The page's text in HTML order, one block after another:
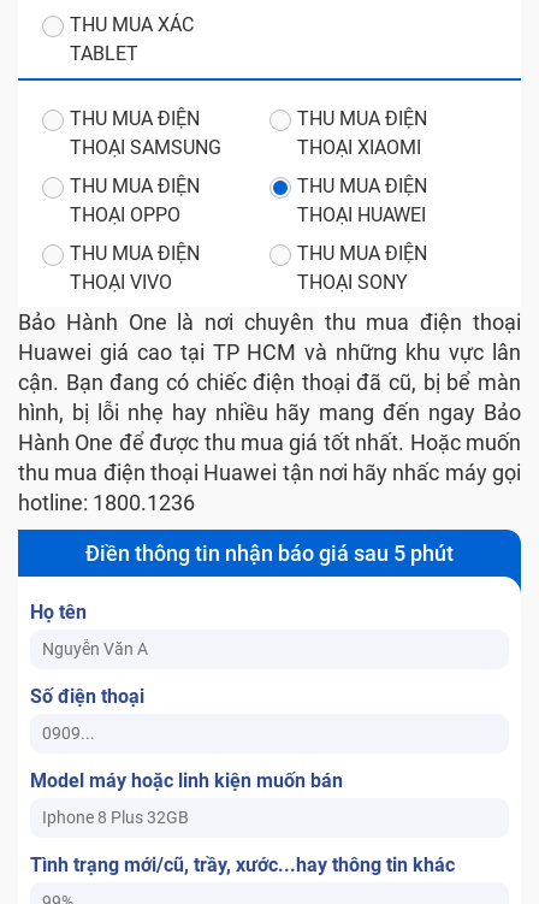
THU MUA XÁC
TABLET
THU MUA ĐIỆN
THOẠI SAMSUNG
THU MUA ĐIỆN
THOẠI XIAOMI
THU MUA ĐIỆN
THOẠI OPPO
THU MUA ĐIỆN
THOẠI HUAWEI
THU MUA ĐIỆN
THOẠI VIVO
THU MUA ĐIỆN
THOẠI SONY
Bảo Hành One là nơi chuyên thu mua điện thoại
Huawei giá cao tại TP HCM và những khu vực lân
cận. Bạn đang có chiếc điện thoại đã cũ, bị bể màn
hình, bị lỗi nhẹ hay nhiều hãy mang đến ngay Bảo
Hành One để được thu mua giá tốt nhất. Hoặc muốn
thu mua điện thoại Huawei tận nơi hãy nhấc máy gọi
hotline: 1800.1236
Điền thông tin nhận báo giá sau 5 phút
Họ tên
Số điện thoại
Model máy hoặc linh kiện muốn bán
Tình trạng mới/cũ, trầy, xước...hay thông tin khác